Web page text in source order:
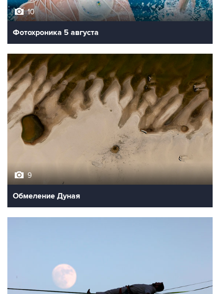
10
Фотохроника 5 августа
9
Обмеление Дуная